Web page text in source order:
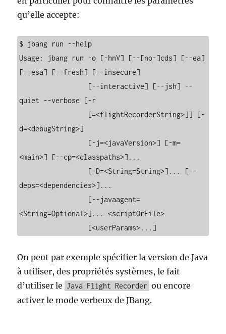
qu’elle accepte:
$ jbang run --help
Usage: jbang run -o [-hnV] [--[no-]cds] [--ea]
[--esa] [--fresh] [--insecure]
quiet --verbose [-r
d=<debugString>]
<main>] [--cp=<classpaths>]...
deps=<dependencies>]...
<String=Optional>]... <scriptOrFile>
                 [<userParams>...]
On peut par exemple spécifier la version de Java
à utiliser, des propriétés systèmes, le fait
d’utiliser le Java Flight Recorder ou encore
activer le mode verbeux de JBang.